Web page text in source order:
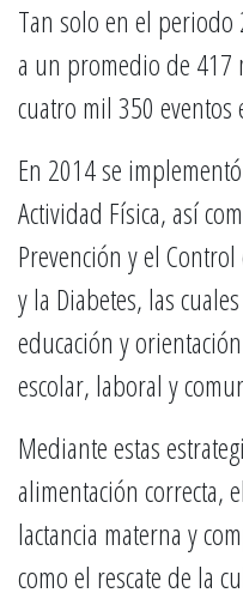
Tan solo en el
a un promedio de 417
cuatro mil 350 eventos
En 2014 se
Actividad Física, así
Prevención y el
y la Diabetes, las
educación y
escolar, laboral y
Mediante estas
alimentación correcta,
lactancia materna y
como el rescate de la